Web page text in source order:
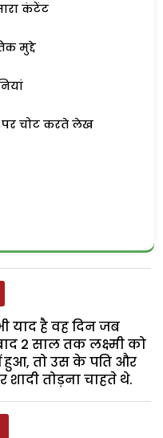
कंटेंट
मुद्दे
चोट करते लेख
याद है वह दिन जब
2 साल तक लक्ष्मी को
हुआ, तो उस के पति और
तोड़ना चाहते थे.